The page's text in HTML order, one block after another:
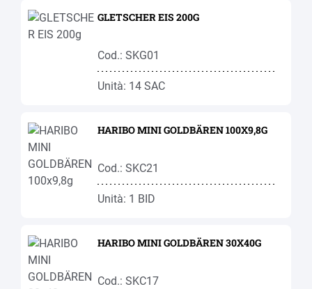
GLETSCHER EIS 200G
Cod.: SKG01
Unità: 14 SAC
HARIBO MINI GOLDBÄREN 100X9,8G
Cod.: SKC21
Unità: 1 BID
HARIBO MINI GOLDBÄREN 30X40G
Cod.: SKC17